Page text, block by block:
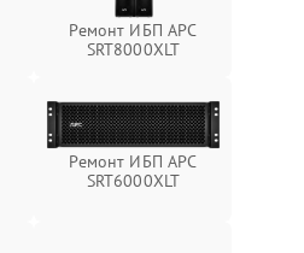
Ремонт ИБП APC
SRT8000XLT
Ремонт ИБП APC
SRT6000XLT